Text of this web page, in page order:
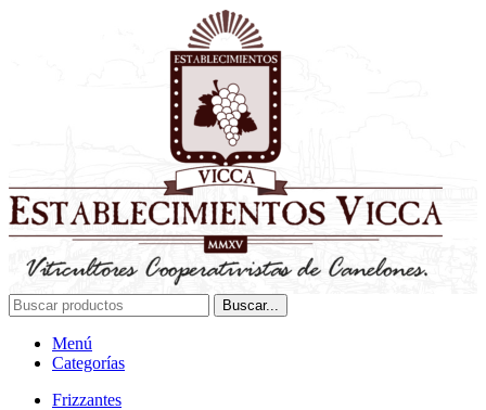
Buscar...
Menú
Categorías
Frizzantes